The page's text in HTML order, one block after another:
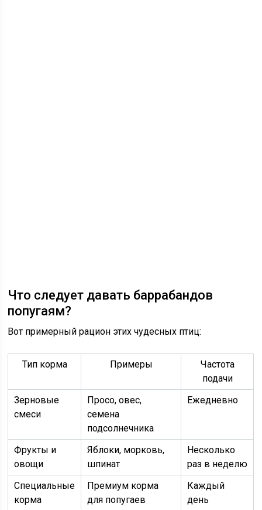
Что следует давать баррабандов
попугаям?
Вот примерный рацион этих чудесных птиц:
Тип корма Примеры
Частота
подачи
Зерновые
смеси
Просо, овес,
семена
подсолнечника
Ежедневно
Фрукты и
овощи
Яблоки, морковь,
шпинат
Несколько
раз в неделю
Специальные
корма
Премиум корма
для попугаев
Каждый
день